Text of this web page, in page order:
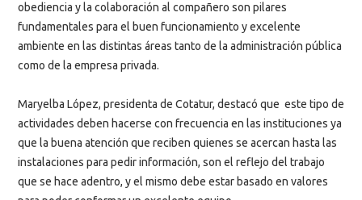
obediencia y la colaboración al compañero son pilares
fundamentales para el buen funcionamiento y excelente
ambiente en las distintas áreas tanto de la administración pública
como de la empresa privada.
Maryelba López, presidenta de Cotatur, destacó que este tipo de
actividades deben hacerse con frecuencia en las instituciones ya
que la buena atención que reciben quienes se acercan hasta las
instalaciones para pedir información, son el reflejo del trabajo
que se hace adentro, y el mismo debe estar basado en valores